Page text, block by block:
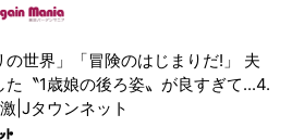
の世界」「冒険のはじまりだ!」 夫
た〝1歳娘の後ろ姿〟が良すぎて...4.
|Jタウンネット